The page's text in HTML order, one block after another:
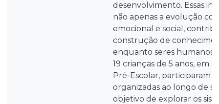
desenvolvimento. Essas
não apenas a evolução
emocional e social,
construção de
enquanto seres humanos.
19 crianças de 5 anos, em
Pré-Escolar, participaram
organizadas ao longo de
objetivo de explorar os